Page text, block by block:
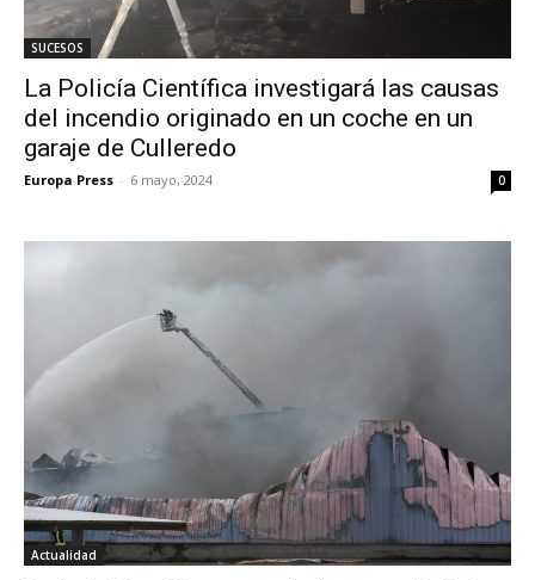
SUCESOS
La Policía Científica investigará las causas
del incendio originado en un coche en un
garaje de Culleredo
Europa Press - 6 mayo, 2024 0
Actualidad